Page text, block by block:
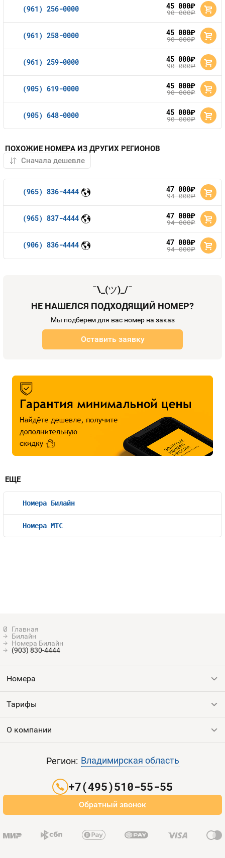
Билайн
Номера Билайн
(903) 830-4444
(961) 256-0000 45 000руб.
90 000руб.
(961) 258-0000 45 000руб.
90 000руб.
(961) 259-0000 45 000руб.
90 000руб.
(905) 619-0000 45 000руб.
90 000руб.
(905) 648-0000 45 000руб.
90 000руб.
ПОХОЖИЕ НОМЕРА ИЗ ДРУГИХ РЕГИОНОВ
(965) 836-4444 47 000руб.
94 000руб.
(965) 837-4444 47 000руб.
94 000руб.
(906) 836-4444 47 000руб.
94 000руб.
¯\_(ツ)_/¯
НЕ НАШЕЛСЯ ПОДХОДЯЩИЙ НОМЕР?
Мы подберем для вас номер на заказ
Оставить заявку
ЕЩЕ
Номера Билайн
Номера МТС
Номера
Все номера
Тарифы
Выгодные тарифы
О компании
Оплата и доставка
Регион: Владимирская область
+7(495)510-55-55
Обратный звонок